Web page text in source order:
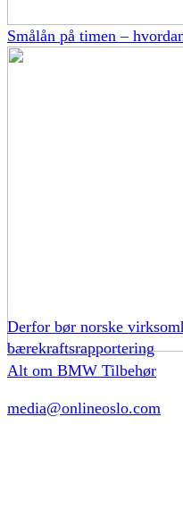
Smålån på timen –
Derfor bør norske
bærekraftsrapportering
Alt om BMW Tilbehør
media@onlineoslo.com